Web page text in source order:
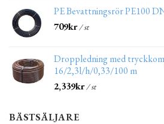
PE Bevattningsrör PE100
709kr/ st
Droppledning med
16/2,3l/h/0,33/100 m
2,339kr/ st
BÄSTSÄLJARE